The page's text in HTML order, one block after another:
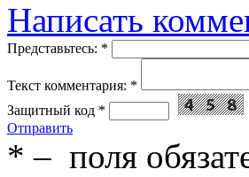
Написать
Представьтесь: *
Текст комментария: *
Защитный код *
Отправить
* – поля